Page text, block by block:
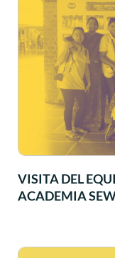
VISITA DEL
ACADEMIA